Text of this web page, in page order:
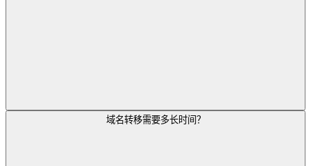
域名转移需要多长时间？